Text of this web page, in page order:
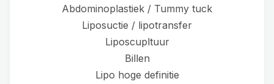
Abdominoplastiek / Tummy tuck
Liposuctie / lipotransfer
Liposcupltuur
Billen
Lipo hoge definitie